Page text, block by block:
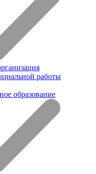
работы
образование